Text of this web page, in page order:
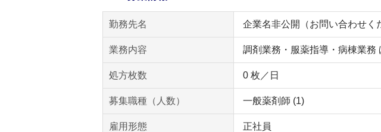
勤務先名 企業名非公開（お問い合わせく
業務内容 調剤業務・服薬指導・病棟業務
処方枚数 0 枚／日
募集職種（人数） 一般薬剤師 (1)
雇用形態 正社員